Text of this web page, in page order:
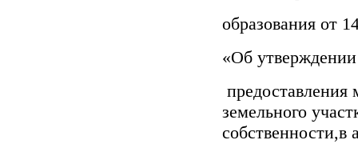
образования от
«Об
предоставления
земельного
собственности,в